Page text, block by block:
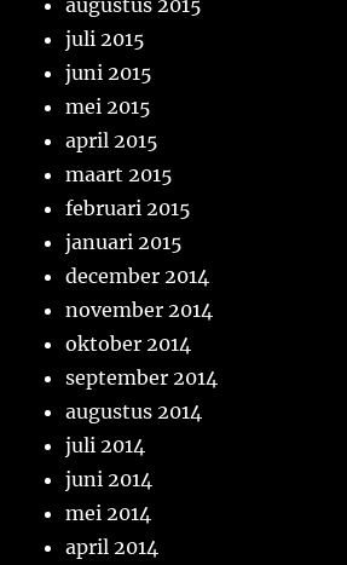
augustus 2015
juli 2015
juni 2015
mei 2015
april 2015
maart 2015
februari 2015
januari 2015
december 2014
november 2014
oktober 2014
september 2014
augustus 2014
juli 2014
juni 2014
mei 2014
april 2014